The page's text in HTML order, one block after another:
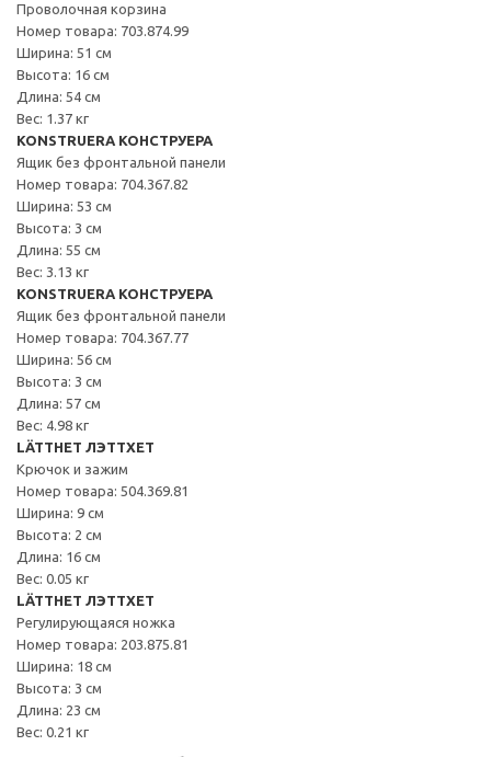
Проволочная корзина
Номер товара: 703.874.99
Ширина: 51 см
Высота: 16 см
Длина: 54 см
Вес: 1.37 кг
KONSTRUERA КОНСТРУЕРА
Ящик без фронтальной панели
Номер товара: 704.367.82
Ширина: 53 см
Высота: 3 см
Длина: 55 см
Вес: 3.13 кг
KONSTRUERA КОНСТРУЕРА
Ящик без фронтальной панели
Номер товара: 704.367.77
Ширина: 56 см
Высота: 3 см
Длина: 57 см
Вес: 4.98 кг
LÄTTHET ЛЭТТХЕТ
Крючок и зажим
Номер товара: 504.369.81
Ширина: 9 см
Высота: 2 см
Длина: 16 см
Вес: 0.05 кг
LÄTTHET ЛЭТТХЕТ
Регулирующаяся ножка
Номер товара: 203.875.81
Ширина: 18 см
Высота: 3 см
Длина: 23 см
Вес: 0.21 кг